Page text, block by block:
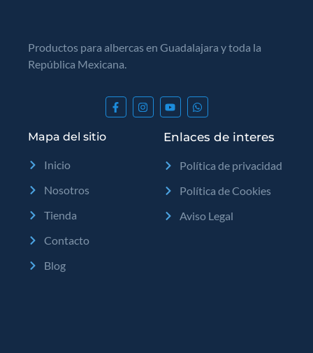
Productos para albercas en Guadalajara y toda la
República Mexicana.
Mapa del sitio
Inicio
Nosotros
Tienda
Contacto
Blog
Enlaces de interes
Política de privacidad
Política de Cookies
Aviso Legal